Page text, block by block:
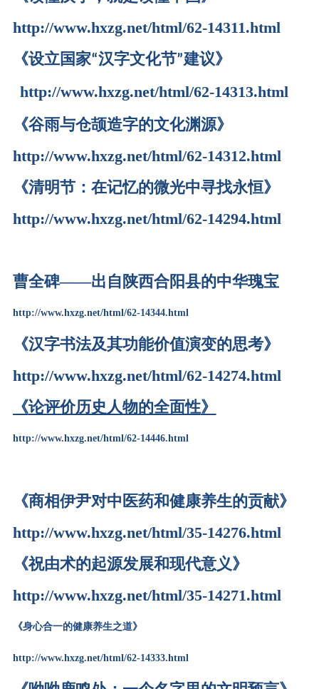
http://www.hxzg.net/html/62-14311.html
《设立国家“汉字文化节”建议》
http://www.hxzg.net/html/62-14313.html
《谷雨与仓颉造字的文化渊源》
http://www.hxzg.net/html/62-14312.html
《清明节：在记忆的微光中寻找永恒》
http://www.hxzg.net/html/62-14294.html
曹全碑——出自陕西合阳县的中华瑰宝
http://www.hxzg.net/html/62-14344.html
《汉字书法及其功能价值演变的思考》
http://www.hxzg.net/html/62-14274.html
《论评价历史人物的全面性》
http://www.hxzg.net/html/62-14446.html
《商相伊尹对中医药和健康养生的贡献》
http://www.hxzg.net/html/35-14276.html
《祝由术的起源发展和现代意义》
http://www.hxzg.net/html/35-14271.html
《身心合一的健康养生之道》
http://www.hxzg.net/html/62-14333.html